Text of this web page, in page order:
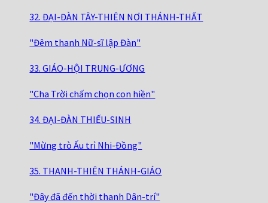
32. ĐẠI-ĐÀN TÂY-THIÊN NƠI THÁNH-THẤT
"Đêm thanh Nữ-sĩ lập Đàn"
33. GIÁO-HỘI TRUNG-ƯƠNG
"Cha Trời chấm chọn con hiền"
34. ĐẠI-ĐÀN THIẾU-SINH
"Mừng trò Ấu trỉ Nhi-Đồng"
35. THANH-THIÊN THÁNH-GIÁO
"Đây đã đến thời thanh Dân-trí"